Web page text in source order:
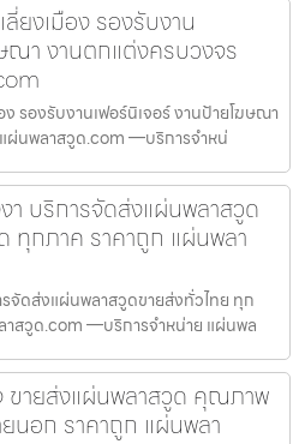
ยงเมือง รองรับงาน
ณา งานตกแต่งครบวงจร
รองรับงานเฟอร์นิเจอร์ งานป้ายโฆษณา
ผ่นพลาสวูด.com —บริการจำหน่
บริการจัดส่งแผ่นพลาสวูด
ทุกภาค ราคาถูก แผ่นพลา
จัดส่งแผ่นพลาสวูดขายส่งทั่วไทย ทุก
สวูด.com —บริการจำหน่าย แผ่นพล
ขายส่งแผ่นพลาสวูด คุณภาพ
ยนอก ราคาถูก แผ่นพลา